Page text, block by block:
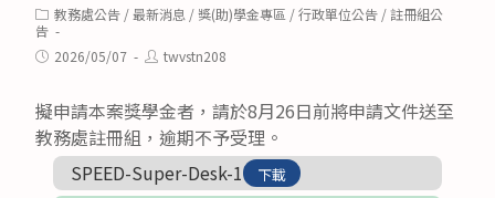
Post
category:
教務處公告 /最新消息 /獎(助)學金專區 /行政單位公告 /註冊組公
告
Post2026/05/07
Posttwvstn208
擬申請本案獎學金者，請於8月26日前將申請文件送至
教務處註冊組，逾期不予受理。
SPEED-Super-Desk-1
下載